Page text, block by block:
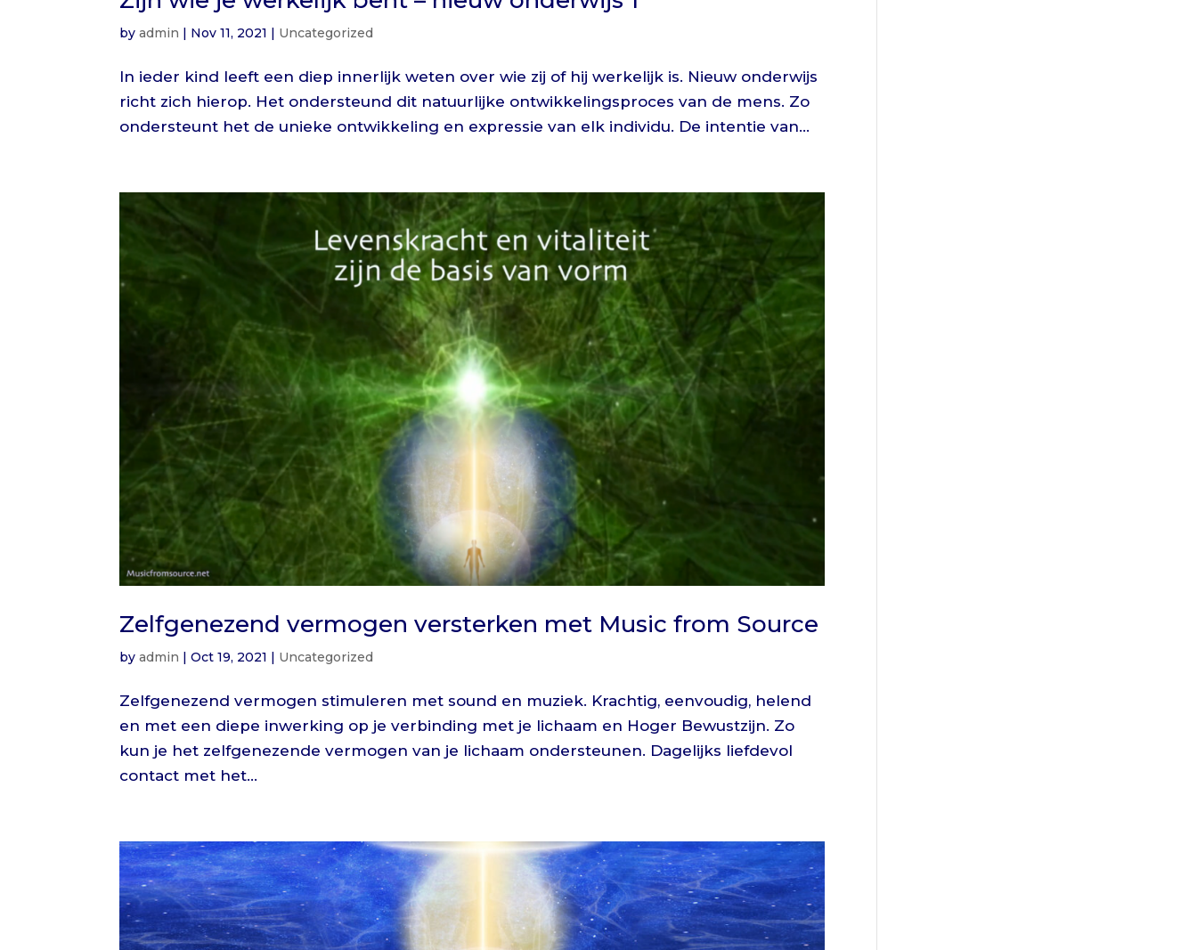
byadmin | Nov 11, 2021 | Uncategorized
In ieder kind leeft een diep innerlijk weten over wie zij of hij werkelijk is. Nieuw onderwijs
richt zich hierop. Het ondersteund dit natuurlijke ontwikkelingsproces van de mens. Zo
ondersteunt het de unieke ontwikkeling en expressie van elk individu. De intentie van...
Zelfgenezend vermogen versterken met Music from Source
byadmin |Oct 19, 2021 | Uncategorized
Zelfgenezend vermogen stimuleren met sound en muziek. Krachtig, eenvoudig, helend
en met een diepe inwerking op je verbinding met je lichaam en Hoger Bewustzijn. Zo
kun je het zelfgenezende vermogen van je lichaam ondersteunen. Dagelijks liefdevol
contact met het...